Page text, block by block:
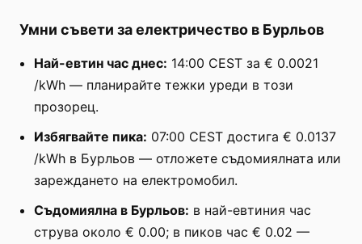
Умни съвети за електричество в Бурльов
Най-евтин час днес: 14:00 CEST за € 0.0021
/kWh — планирайте тежки уреди в този
прозорец.
Избягвайте пика: 07:00 CEST достига € 0.0137
/kWh в Бурльов — отложете съдомиялната или
зареждането на електромобил.
Съдомиялна в Бурльов: в най-евтиния час
струва около € 0.00; в пиков час € 0.02 —